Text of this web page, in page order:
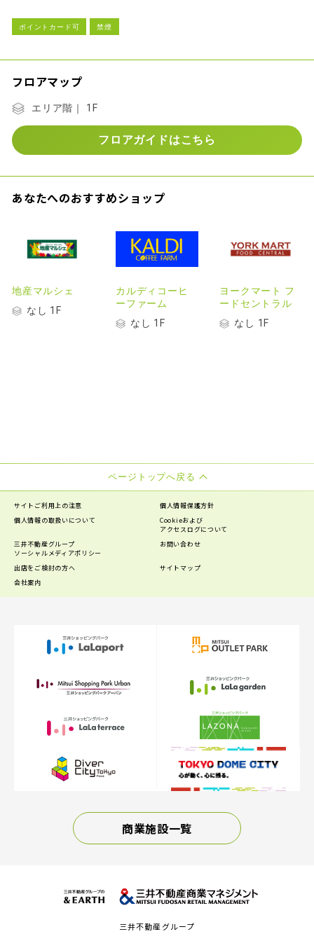
ポイントカード可 禁煙
フロアマップ
エリア階｜ 1F
フロアガイドはこちら
あなたへのおすすめショップ
地産マルシェ
なし 1F
カルディコーヒ
ーファーム
なし 1F
ヨークマート フ
ードセントラル
なし 1F
ページトップへ戻る
サイトご利用上の注意
個人情報保護方針
個人情報の取扱いについて
Cookieおよび
アクセスログについて
三井不動産グループ
ソーシャルメディアポリシー
お問い合わせ
出店をご検討の方へ
サイトマップ
会社案内
商業施設一覧
三井不動産グループ